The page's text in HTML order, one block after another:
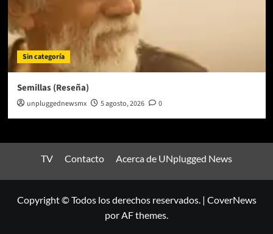
Sin categoría
Semillas (Reseña)
unpluggednewsmx 5 agosto, 2026 0
TV Contacto Acerca de UNplugged News
Copyright © Todos los derechos reservados. | CoverNews
por AF themes.